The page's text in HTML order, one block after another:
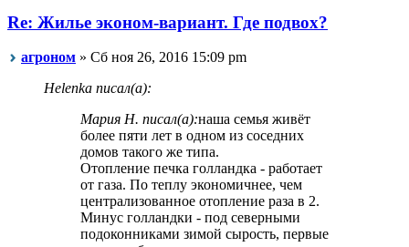
Re: Жилье эконом-вариант. Где подвох?
агроном » Сб ноя 26, 2016 15:09 pm
Helenka писал(а):
Мария Н. писал(а):наша семья живёт
более пяти лет в одном из соседних
домов такого же типа.
Отопление печка голландка - работает
от газа. По теплу экономичнее, чем
централизованное отопление раза в 2.
Минус голландки - под северными
подоконниками зимой сырость, первые